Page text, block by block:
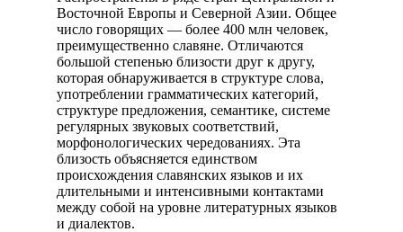
Восточной Европы и Северной Азии. Общее
число говорящих — более 400 млн человек,
преимущественно славяне. Отличаются
большой степенью близости друг к другу,
которая обнаруживается в структуре слова,
употреблении грамматических категорий,
структуре предложения, семантике, системе
регулярных звуковых соответствий,
морфонологических чередованиях. Эта
близость объясняется единством
происхождения славянских языков и их
длительными и интенсивными контактами
между собой на уровне литературных языков
и диалектов.